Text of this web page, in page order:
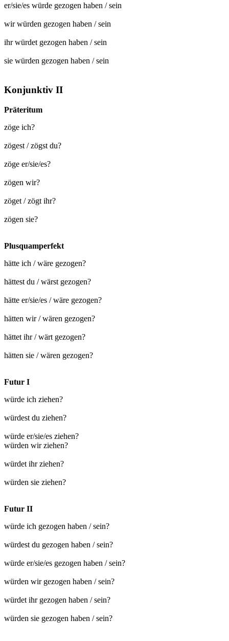
er/sie/es würde gezogen haben / sein
wir würden gezogen haben / sein
ihr würdet gezogen haben / sein
sie würden gezogen haben / sein
Konjunktiv II
Präteritum
zöge ich?
zögest / zögst du?
zöge er/sie/es?
zögen wir?
zöget / zögt ihr?
zögen sie?
Plusquamperfekt
hätte ich / wäre gezogen?
hättest du / wärst gezogen?
hätte er/sie/es / wäre gezogen?
hätten wir / wären gezogen?
hättet ihr / wärt gezogen?
hätten sie / wären gezogen?
Futur I
würde ich ziehen?
würdest du ziehen?
würde er/sie/es ziehen?
würden wir ziehen?
würdet ihr ziehen?
würden sie ziehen?
Futur II
würde ich gezogen haben / sein?
würdest du gezogen haben / sein?
würde er/sie/es gezogen haben / sein?
würden wir gezogen haben / sein?
würdet ihr gezogen haben / sein?
würden sie gezogen haben / sein?